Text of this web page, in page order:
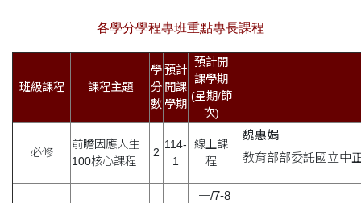
各學分學程專班重點專長課程
班級課程 課程主題
學
分
數
預計
開課
學期
預計開
課學期
(星期/節
次)
必修
前瞻因應人生
100核心課程
2
114-
1
線上課
程
魏惠娟
教育部部委託國立中
一/7-8